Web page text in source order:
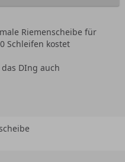
Riemenscheibe für
Schleifen kostet
DIng auch